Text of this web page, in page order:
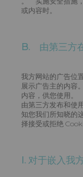
或内容时。
B. 由第三方
我方网站的广告位
展示广告主的内容
内容，供您使用。
由第三方发布和使
知您我们所知晓的
择接受或拒绝
I. 对于嵌入我